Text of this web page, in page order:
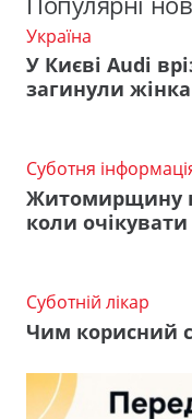
Україна
У Києві Audi
загинули
Суботня
Житомирщину
коли
Суботній лікар
Чим корисний